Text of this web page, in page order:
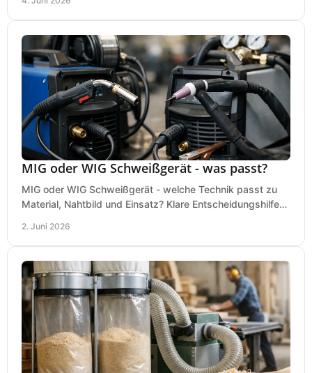
MIG oder WIG Schweißgerät - was passt?
MIG oder WIG Schweißgerät - welche Technik passt zu
Material, Nahtbild und Einsatz? Klare Entscheidungshilfe
2. Juni 2026